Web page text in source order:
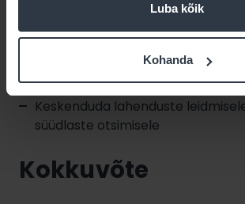
Luba kõik
Kohanda
Kutsuda inimesi kaasa mõtlema
Jagada tunnustust avalikult,
Luua keskkond, kus vigadest
karistata
Keskenduda lahenduste
süüdlaste otsimisele
Kokkuvõte